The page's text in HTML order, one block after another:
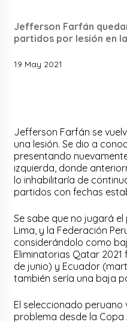
Jefferson Farfán
partidos por lesión en
19 May 2021
Jefferson Farfán se
una lesión. Se dio a
presentando
izquierda, donde
lo inhabilitaría de
partidos con fechas
Se sabe que no jugará
Lima, y la Federación
considerándolo como
Eliminatorias Qatar
de junio) y Ecuador
también sería una baja
El seleccionado
problema desde la Copa